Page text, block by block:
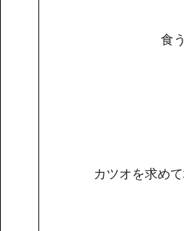
食
カツオを求め